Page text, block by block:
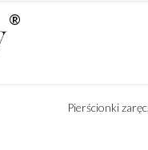
Pierścionki